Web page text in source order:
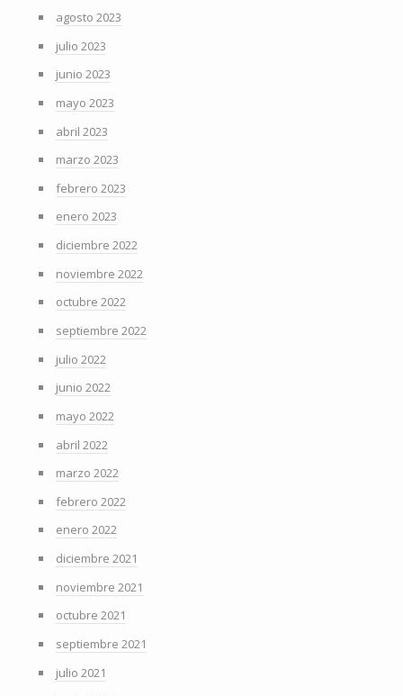
agosto 2023
julio 2023
junio 2023
mayo 2023
abril 2023
marzo 2023
febrero 2023
enero 2023
diciembre 2022
noviembre 2022
octubre 2022
septiembre 2022
julio 2022
junio 2022
mayo 2022
abril 2022
marzo 2022
febrero 2022
enero 2022
diciembre 2021
noviembre 2021
octubre 2021
septiembre 2021
julio 2021